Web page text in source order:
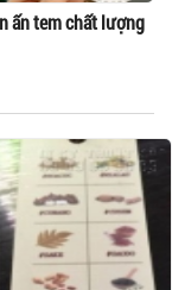
ấn tem chất lượng